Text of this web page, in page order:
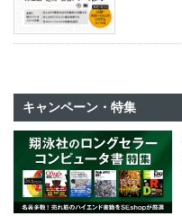
キャンペーン・特集